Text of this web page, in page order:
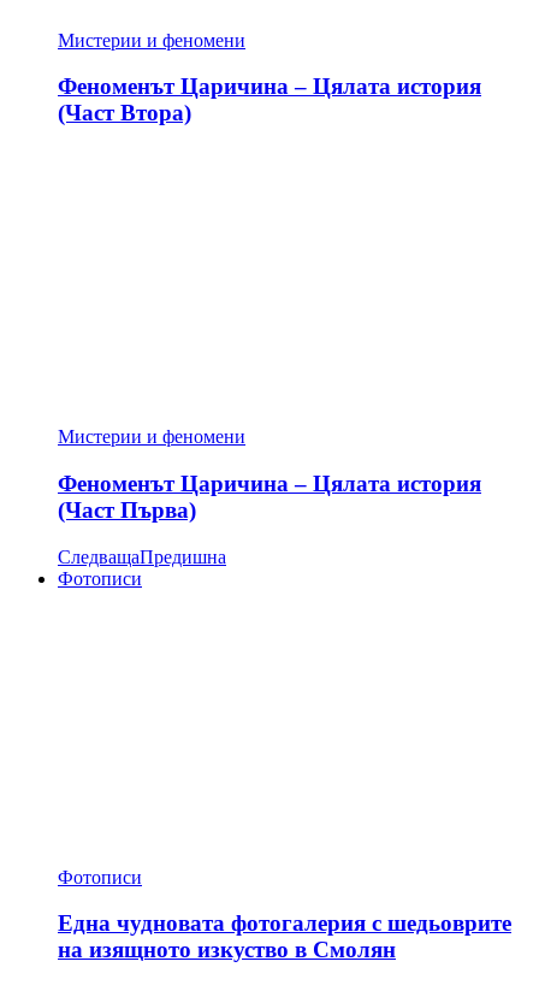
Мистерии и феномени
Феноменът Царичина – Цялата история
(Част Втора)
Мистерии и феномени
Феноменът Царичина – Цялата история
(Част Първа)
СледващаПредишна
Фотописи
Фотописи
Една чудновата фотогалерия с шедьоврите
на изящното изкуство в Смолян